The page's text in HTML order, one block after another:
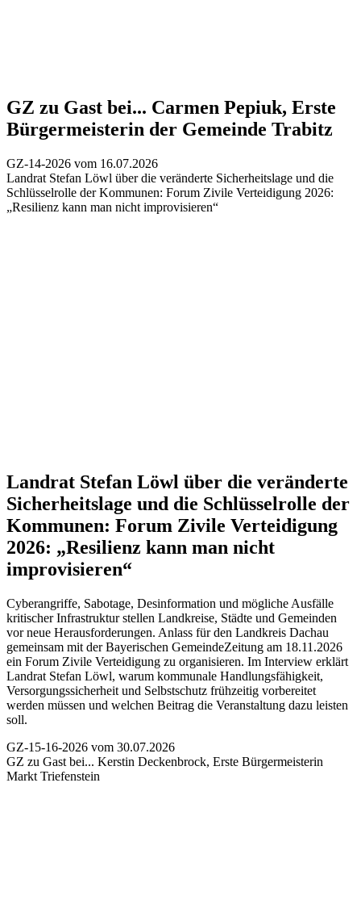
GZ zu Gast bei... Carmen Pepiuk, Erste
Bürgermeisterin der Gemeinde Trabitz
GZ-14-2026 vom 16.07.2026
Landrat Stefan Löwl über die veränderte Sicherheitslage und die
Schlüsselrolle der Kommunen: Forum Zivile Verteidigung 2026:
„Resilienz kann man nicht improvisieren“
Landrat Stefan Löwl über die veränderte
Sicherheitslage und die Schlüsselrolle der
Kommunen: Forum Zivile Verteidigung
2026: „Resilienz kann man nicht
improvisieren“
Cyberangriffe, Sabotage, Desinformation und mögliche Ausfälle
kritischer Infrastruktur stellen Landkreise, Städte und Gemeinden
vor neue Herausforderungen. Anlass für den Landkreis Dachau
gemeinsam mit der Bayerischen GemeindeZeitung am 18.11.2026
ein Forum Zivile Verteidigung zu organisieren. Im Interview erklärt
Landrat Stefan Löwl, warum kommunale Handlungsfähigkeit,
Versorgungssicherheit und Selbstschutz frühzeitig vorbereitet
werden müssen und welchen Beitrag die Veranstaltung dazu leisten
soll.
GZ-15-16-2026 vom 30.07.2026
GZ zu Gast bei... Kerstin Deckenbrock, Erste Bürgermeisterin
Markt Triefenstein